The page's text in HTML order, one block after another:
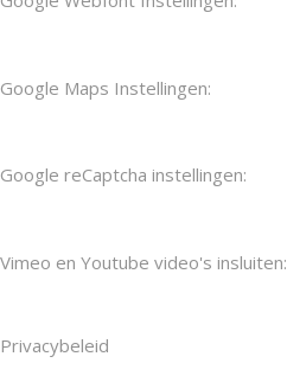
Google Maps Instellingen:
Google reCaptcha instellingen:
Vimeo en Youtube video's insluiten:
Privacybeleid